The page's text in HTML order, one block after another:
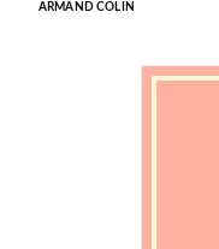
ARMAND COLIN